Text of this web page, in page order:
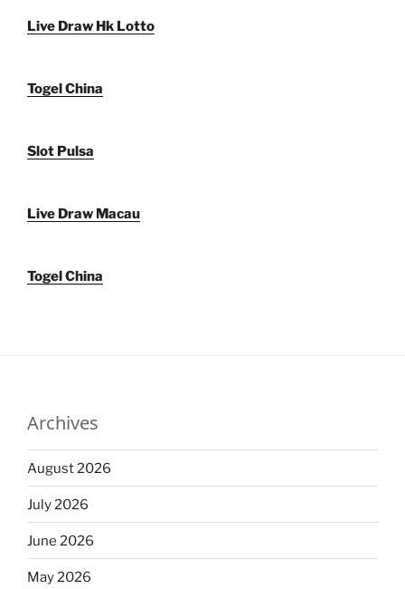
Live Draw Hk Lotto
Togel China
Slot Pulsa
Live Draw Macau
Togel China
Archives
August 2026
July 2026
June 2026
May 2026